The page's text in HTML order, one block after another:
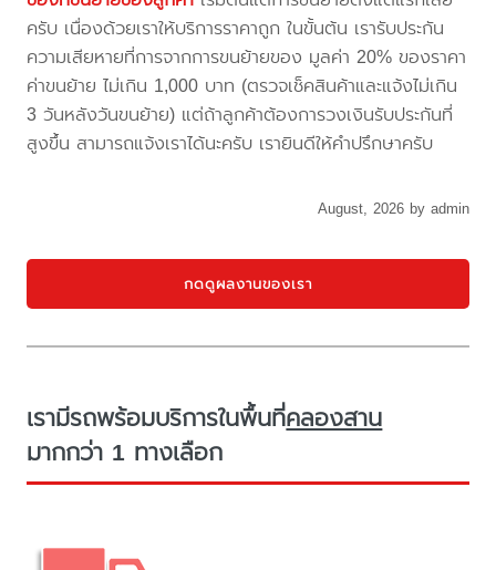
ครับ เนื่องด้วยเราให้บริการราคาถูก ในขั้นต้น เรารับประกัน
ความเสียหายที่การจากการขนย้ายของ มูลค่า 20% ของราคา
ค่าขนย้าย ไม่เกิน 1,000 บาท (ตรวจเช็คสินค้าและแจ้งไม่เกิน
3 วันหลังวันขนย้าย) แต่ถ้าลูกค้าต้องการวงเงินรับประกันที่
สูงขึ้น สามารถแจ้งเราได้นะครับ เรายินดีให้คำปรึกษาครับ
August, 2026 by admin
กดดูผลงานของเรา
เรามีรถพร้อมบริการในพื้นที่คลองสาน
มากกว่า 1 ทางเลือก